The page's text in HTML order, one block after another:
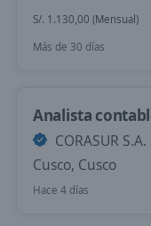
S/. 1.130,00 (Mensual)
Más de 30 días
Analista
CORASUR S.A.
Cusco, Cusco
Hace 4 días